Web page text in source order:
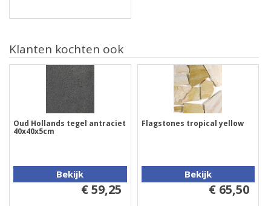
Klanten kochten ook
Oud Hollands tegel antraciet
40x40x5cm
Bekijk
€ 59,25
Flagstones tropical yellow
Bekijk
€ 65,50